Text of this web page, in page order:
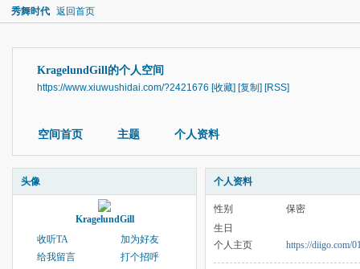
秀舞时代 返回首页
KragelundGill的个人空间
https://www.xiuwushidai.com/?2421676 [收藏] [复制] [RSS]
空间首页 主题 个人资料
头像
KragelundGill
收听TA
加为好友
给我留言
打个招呼
个人资料
性别
保密
生日
个人主页
https://diigo.com/